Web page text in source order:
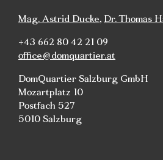
Mag. Astrid Ducke, Dr. Thomas
+43 662 80 42 21 09
office@domquartier.at
DomQuartier Salzburg GmbH
Mozartplatz 10
Postfach 527
5010 Salzburg